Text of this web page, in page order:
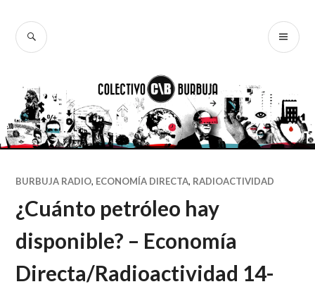
contenido
BUSCAR
BURBUJA RADIO, ECONOMÍA DIRECTA, RADIOACTIVIDAD
¿Cuánto petróleo hay
disponible? – Economía
Directa/Radioactividad 14-